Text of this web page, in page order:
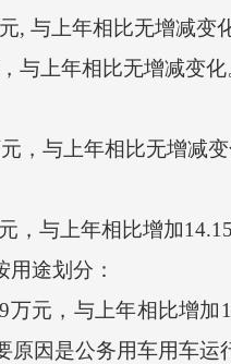
与上年相比无增减变化
上年相比无增减变化
与上年相比无增减变
与上年相比增加
途划分：
，与上年相比增加
因是公务用车用车运